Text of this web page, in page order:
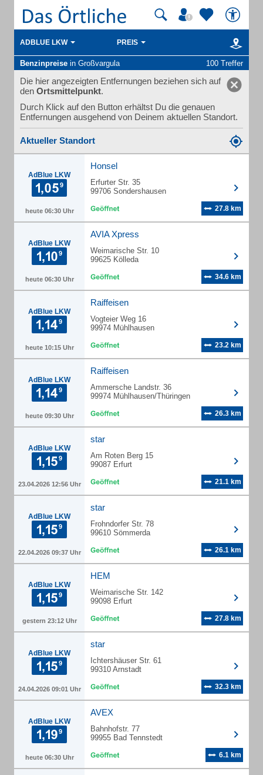
ADBLUE LKW PREIS
Benzinpreise in Großvargula 100 Treffer
Die hier angezeigten Entfernungen beziehen sich auf
den Ortsmittelpunkt.
Durch Klick auf den Button erhältst Du die genauen
Entfernungen ausgehend von Deinem aktuellen Standort.
Aktueller Standort
AdBlue LKW
heute 06:30 Uhr
Honsel
Erfurter Str. 35
99706 Sondershausen
27.8 km
AdBlue LKW
heute 06:30 Uhr
AVIA Xpress
Weimarische Str. 10
99625 Kölleda
34.6 km
AdBlue LKW
heute 10:15 Uhr
Raiffeisen
Vogteier Weg 16
99974 Mühlhausen
23.2 km
AdBlue LKW
heute 09:30 Uhr
Raiffeisen
Ammersche Landstr. 36
99974 Mühlhausen/Thüringen
26.3 km
AdBlue LKW
23.04.2026 12:56 Uhr
star
Am Roten Berg 15
99087 Erfurt
21.1 km
AdBlue LKW
22.04.2026 09:37 Uhr
star
Frohndorfer Str. 78
99610 Sömmerda
26.1 km
AdBlue LKW
gestern 23:12 Uhr
HEM
Weimarische Str. 142
99098 Erfurt
27.8 km
AdBlue LKW
24.04.2026 09:01 Uhr
star
Ichtershäuser Str. 61
99310 Arnstadt
32.3 km
AdBlue LKW
heute 06:30 Uhr
AVEX
Bahnhofstr. 77
99955 Bad Tennstedt
6.1 km